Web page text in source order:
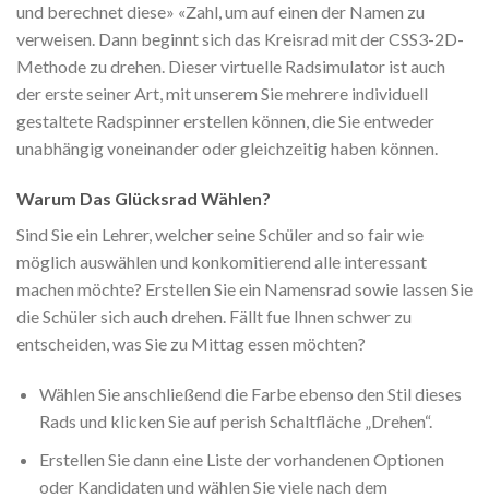
und berechnet diese» «Zahl, um auf einen der Namen zu
verweisen. Dann beginnt sich das Kreisrad mit der CSS3-2D-
Methode zu drehen. Dieser virtuelle Radsimulator ist auch
der erste seiner Art, mit unserem Sie mehrere individuell
gestaltete Radspinner erstellen können, die Sie entweder
unabhängig voneinander oder gleichzeitig haben können.
Warum Das Glücksrad Wählen?
Sind Sie ein Lehrer, welcher seine Schüler and so fair wie
möglich auswählen und konkomitierend alle interessant
machen möchte? Erstellen Sie ein Namensrad sowie lassen Sie
die Schüler sich auch drehen. Fällt fue Ihnen schwer zu
entscheiden, was Sie zu Mittag essen möchten?
Wählen Sie anschließend die Farbe ebenso den Stil dieses
Rads und klicken Sie auf perish Schaltfläche „Drehen“.
Erstellen Sie dann eine Liste der vorhandenen Optionen
oder Kandidaten und wählen Sie viele nach dem